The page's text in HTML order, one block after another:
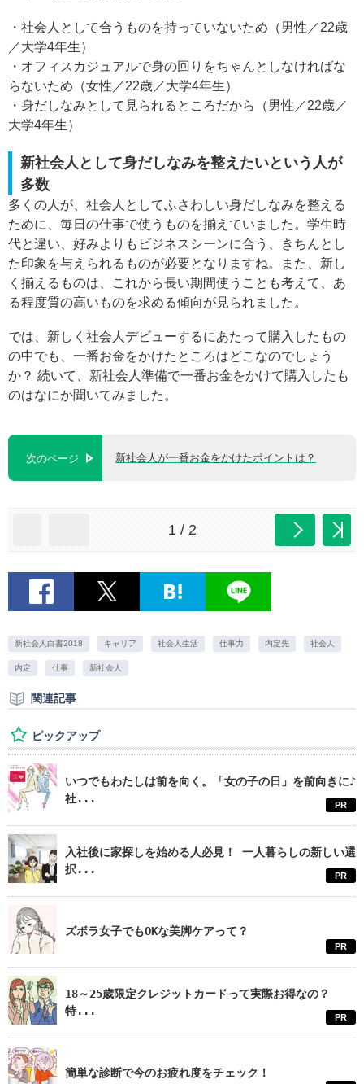
・社会人として合うものを持っていないため（男性／22歳
／大学4年生）
・オフィスカジュアルで身の回りをちゃんとしなければな
らないため（女性／22歳／大学4年生）
・身だしなみとして見られるところだから（男性／22歳／
大学4年生）
新社会人として身だしなみを整えたいという人が
多数
多くの人が、社会人としてふさわしい身だしなみを整える
ために、毎日の仕事で使うものを揃えていました。学生時
代と違い、好みよりもビジネスシーンに合う、きちんとし
た印象を与えられるものが必要となりますね。また、新し
く揃えるものは、これから長い期間使うことも考えて、あ
る程度質の高いものを求める傾向が見られました。
では、新しく社会人デビューするにあたって購入したもの
の中でも、一番お金をかけたところはどこなのでしょう
か？ 続いて、新社会人準備で一番お金をかけて購入したも
のはなにか聞いてみました。
次のページ 新社会人が一番お金をかけたポイントは？
1 / 2
新社会人白書2018 キャリア 社会人生活 仕事力 内定先 社会人
内定 仕事 新社会人
関連記事
ピックアップ
いつでもわたしは前を向く。「女の子の日」を前向きに♪
社...
PR
入社後に家探しを始める人必見！ 一人暮らしの新しい選
択...
PR
ズボラ女子でもOKな美脚ケアって？
PR
18～25歳限定クレジットカードって実際お得なの？
特...
PR
簡単な診断で今のお疲れ度をチェック！